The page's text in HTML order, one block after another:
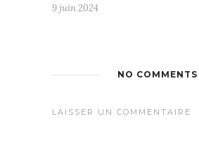
9 juin 2024
NO COMMENTS
LAISSER UN COMMENTAIRE